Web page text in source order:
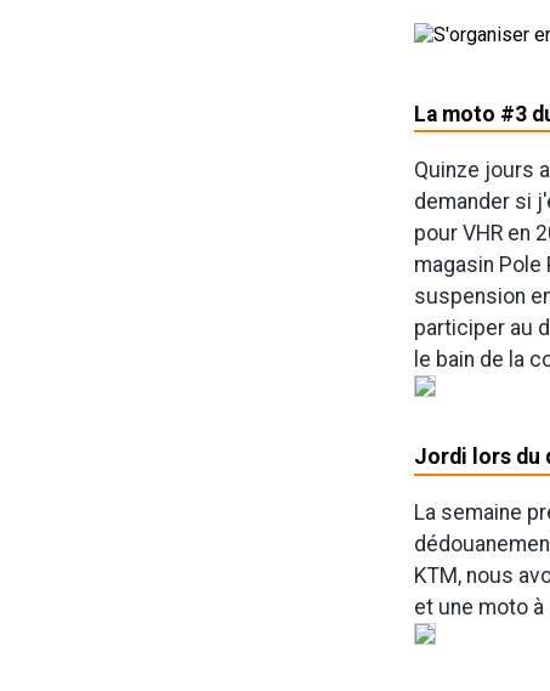
La moto #3
Quinze jours
demander si
pour VHR en
magasin
suspension
participer au
le bain de la
Jordi lors du
La semaine
KTM, nous
et une moto